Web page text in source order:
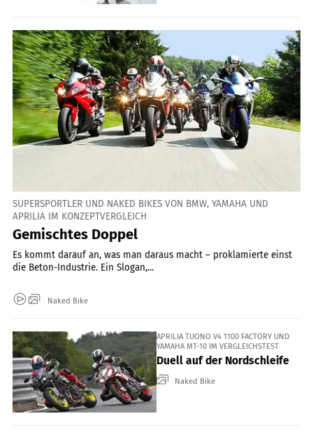
SUPERSPORTLER UND NAKED BIKES VON BMW, YAMAHA UND
APRILIA IM KONZEPTVERGLEICH
Gemischtes Doppel
Es kommt darauf an, was man daraus macht – proklamierte einst
die Beton-Industrie. Ein Slogan,...
Naked Bike
APRILIA TUONO V4 1100 FACTORY UND
YAMAHA MT-10 IM VERGLEICHSTEST
Duell auf der Nordschleife
Naked Bike